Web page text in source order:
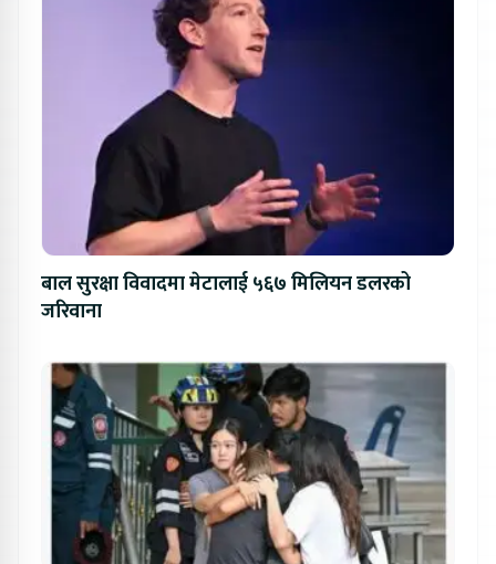
बाल सुरक्षा विवादमा मेटालाई ५६७ मिलियन डलरको
जरिवाना